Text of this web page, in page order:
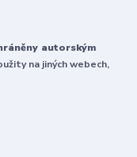
autorským
na jiných webech,